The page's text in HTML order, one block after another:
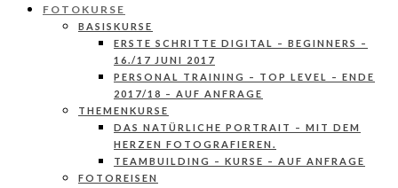
FOTOKURSE
BASISKURSE
ERSTE SCHRITTE DIGITAL – BEGINNERS –
16./17 JUNI 2017
PERSONAL TRAINING – TOP LEVEL – ENDE
2017/18 – AUF ANFRAGE
THEMENKURSE
DAS NATÜRLICHE PORTRAIT – MIT DEM
HERZEN FOTOGRAFIEREN.
TEAMBUILDING – KURSE – AUF ANFRAGE
FOTOREISEN